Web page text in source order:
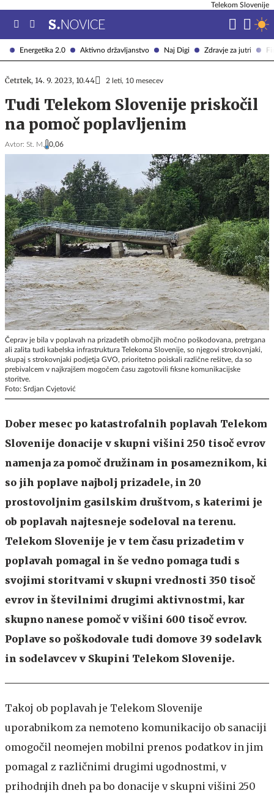
Energetika 2.0 Aktivno državljanstvo Naj Digi Zdravje za jutri
Telekom Slovenije
Četrtek, 14. 9. 2023, 10.44 2 leti, 10 mesecev
Tudi Telekom Slovenije priskočil
na pomoč poplavljenim
Avtor: St. M. 0,06
Čeprav je bila v poplavah na prizadetih območjih močno poškodovana, pretrgana
ali zalita tudi kabelska infrastruktura Telekoma Slovenije, so njegovi strokovnjaki,
skupaj s strokovnjaki podjetja GVO, prioritetno poiskali različne rešitve, da so
prebivalcem v najkrajšem mogočem času zagotovili fiksne komunikacijske
storitve.
Foto: Srdjan Cvjetović
Dober mesec po katastrofalnih poplavah Telekom
Slovenije donacije v skupni višini 250 tisoč evrov
namenja za pomoč družinam in posameznikom, ki
so jih poplave najbolj prizadele, in 20
prostovoljnim gasilskim društvom, s katerimi je
ob poplavah najtesneje sodeloval na terenu.
Telekom Slovenije je v tem času prizadetim v
poplavah pomagal in še vedno pomaga tudi s
svojimi storitvami v skupni vrednosti 350 tisoč
evrov in številnimi drugimi aktivnostmi, kar
skupno nanese pomoč v višini 600 tisoč evrov.
Poplave so poškodovale tudi domove 39 sodelavk
in sodelavcev v Skupini Telekom Slovenije.
Takoj ob poplavah je Telekom Slovenije
uporabnikom za nemoteno komunikacijo ob sanaciji
omogočil neomejen mobilni prenos podatkov in jim
pomagal z različnimi drugimi ugodnostmi, v
prihodnjih dneh pa bo donacije v skupni višini 250